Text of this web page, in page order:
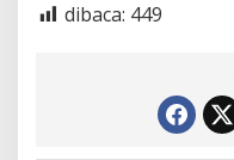
dibaca: 449